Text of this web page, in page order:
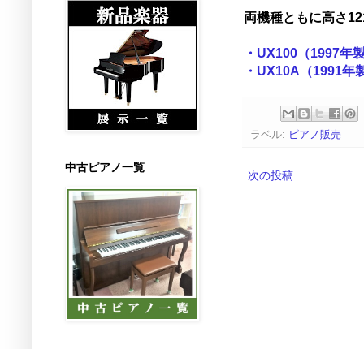
両機種ともに高さ
・UX100（1997
・UX10A（1991
ラベル: ピアノ販売
次の投稿
中古ピアノ一覧